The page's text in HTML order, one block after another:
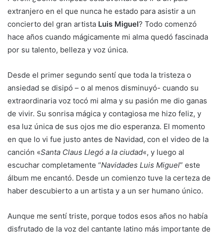
extranjero en el que nunca he estado para asistir a un
concierto del gran artista Luis Miguel? Todo comenzó
hace años cuando mágicamente mi alma quedó fascinada
por su talento, belleza y voz única.
Desde el primer segundo sentí que toda la tristeza o
ansiedad se disipó – o al menos disminuyó- cuando su
extraordinaria voz tocó mi alma y su pasión me dio ganas
de vivir. Su sonrisa mágica y contagiosa me hizo feliz, y
esa luz única de sus ojos me dio esperanza. El momento
en que lo vi fue justo antes de Navidad, con el video de la
canción «Santa Claus Llegó a la ciudad«, y luego al
escuchar completamente “Navidades Luis Miguel” este
álbum me encantó. Desde un comienzo tuve la certeza de
haber descubierto a un artista y a un ser humano único.
Aunque me sentí triste, porque todos esos años no había
disfrutado de la voz del cantante latino más importante de